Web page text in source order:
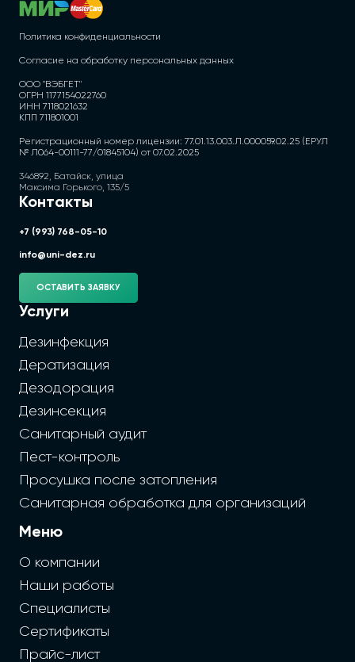
Политика конфиденциальности
Согласие на обработку персональных данных
ООО "ВЭБГЕТ"
ОГРН 1177154022760
ИНН 7118021632
КПП 711801001
Регистрационный номер лицензии: 77.01.13.003.Л.000059.02.25 (ЕРУЛ
№ Л064-00111-77/01845104) от 07.02.2025
346892, Батайск, улица
Максима Горького, 135/5
Контакты
+7 (993) 768-05-10
info@uni-dez.ru
ОСТАВИТЬ ЗАЯВКУ
Услуги
Дезинфекция
Дератизация
Дезодорация
Дезинсекция
Санитарный аудит
Пест-контроль
Просушка после затопления
Санитарная обработка для организаций
Меню
О компании
Наши работы
Специалисты
Сертификаты
Прайс-лист